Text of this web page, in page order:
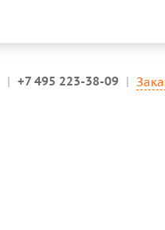
| +7 495 223-38-09 |